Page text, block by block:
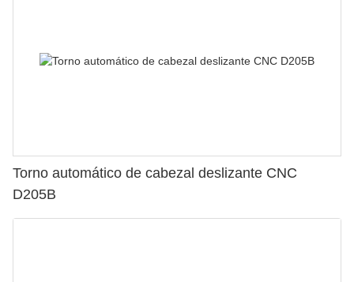
Torno automático de cabezal deslizante CNC
D205B